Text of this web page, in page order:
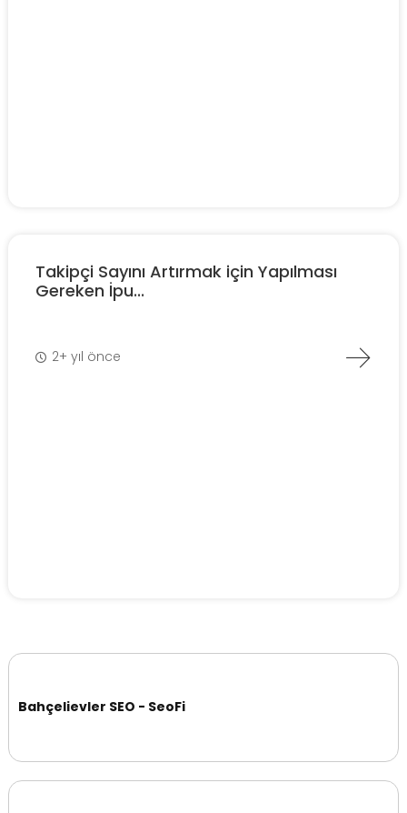
Takipçi Sayını Artırmak için Yapılması
Gereken İpu...
2+ yıl önce
Bahçelievler SEO - SeoFi